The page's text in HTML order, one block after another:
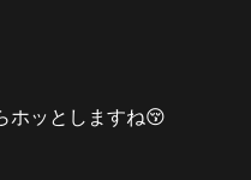
ホッとしますね😚